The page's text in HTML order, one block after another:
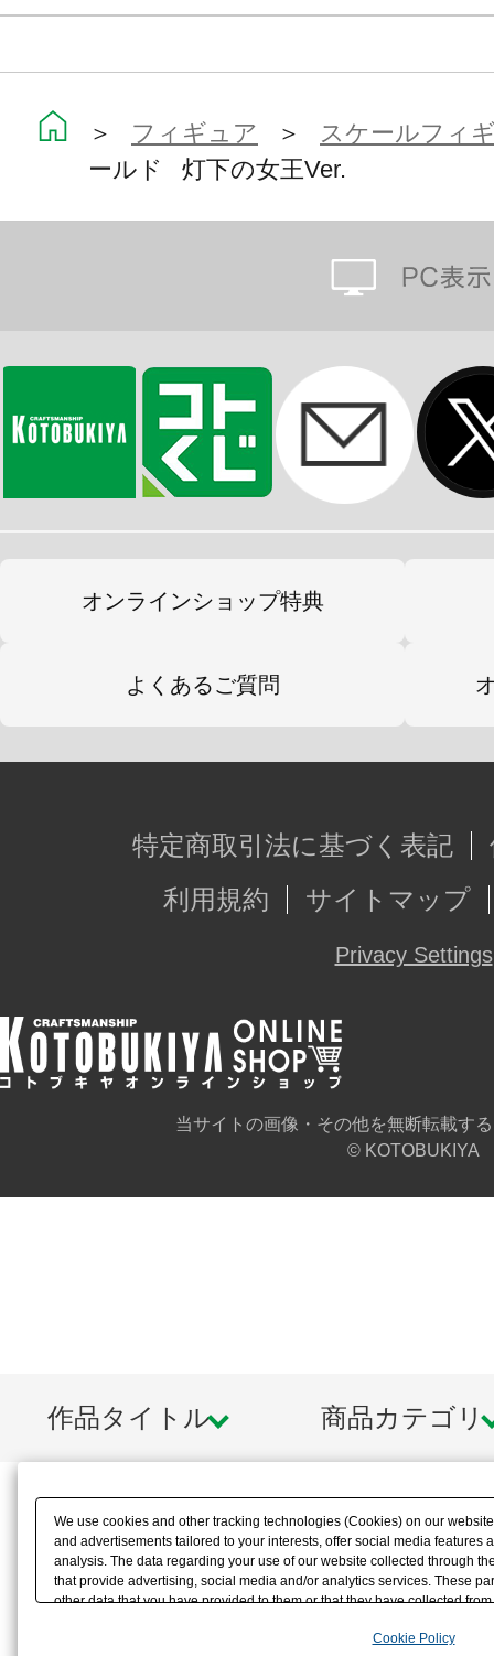
大胆に開いた背中や腰回りのボディ
特徴的なシニヨンの髪型、細かな花
木目や金具まで、細部も緻密に再現
ぜひ、指揮官のお手元にお迎えくだ
※画像は試作品です。実際の商品と
ます。
＞ フィギュア ＞ スケールフィ
ールド 灯下の女王Ver.
オンラインショップ特典
よくあるご質問
特定商取引法に基づく表記
利用規約
サイトマップ
Privacy Settings
当サイトの画像・その他を無断転載す
© KOTOBUKIYA
作品タイトル 商品カテゴリ
We use cookies and other tracking technologies (Cookies) on our
and advertisements tailored to your interests, offer social media features
analysis. The data regarding your use of our website collected through
that provide advertising, social media and/or analytics services. These
other data that you have provided to them or that they have collected
the use of all Cookies except for Strictly Necessary Cookies, please
Cookie Policy